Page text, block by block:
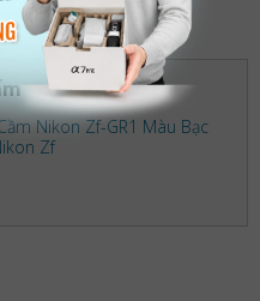
Nikon Zf-GR1 Màu Bạc
Zf